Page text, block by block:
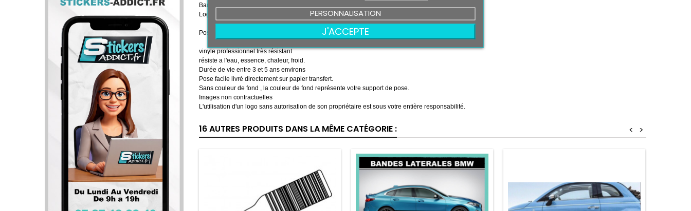
Bande Pare soleil couleur au choix
Logos
Pose en 2 temps ( pose de la bande, puis pose du logo sur la bande )
vinyle professionnel très résistant
résiste a l'eau, essence, chaleur, froid.
Durée de vie entre 3 et 5 ans environs
Pose facile livré directement sur papier transfert.
Sans couleur de fond , la couleur de fond représente votre support de pose.
Images non contractuelles
L'utilisation d'un logo sans autorisation de son propriétaire est sous votre entière responsabilité.
16 AUTRES PRODUITS DANS LA MÊME CATÉGORIE : >
<
PERSONNALISATION
J'ACCEPTE